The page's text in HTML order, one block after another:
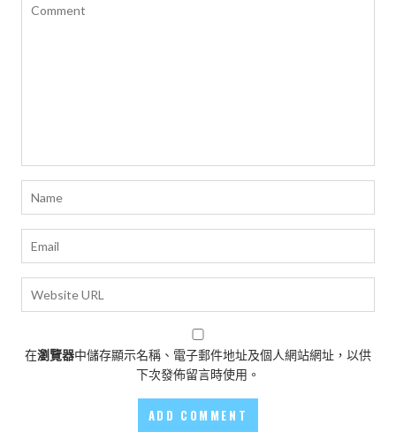
在瀏覽器中儲存顯示名稱、電子郵件地址及個人網站網址，以供
下次發佈留言時使用。